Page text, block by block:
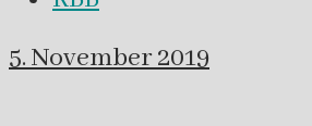
5. November 2019